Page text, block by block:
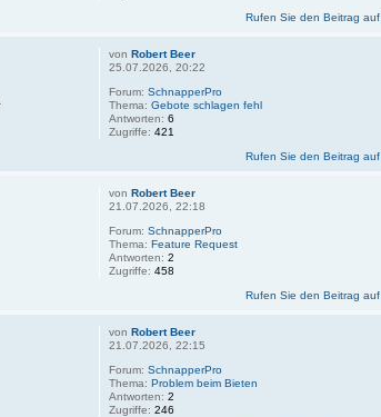
Rufen Sie den Beitrag auf
von Robert Beer
25.07.2026, 20:22
Forum: SchnapperPro
Thema: Gebote schlagen fehl
Antworten: 6
Zugriffe: 421
Rufen Sie den Beitrag auf
von Robert Beer
21.07.2026, 22:18
Forum: SchnapperPro
Thema: Feature Request
Antworten: 2
Zugriffe: 458
Rufen Sie den Beitrag auf
von Robert Beer
21.07.2026, 22:15
Forum: SchnapperPro
Thema: Problem beim Bieten
Antworten: 2
Zugriffe: 246